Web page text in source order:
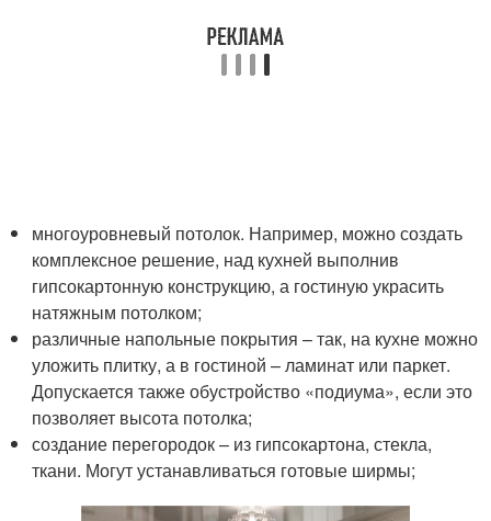
многоуровневый потолок. Например, можно создать
комплексное решение, над кухней выполнив
гипсокартонную конструкцию, а гостиную украсить
натяжным потолком;
различные напольные покрытия – так, на кухне можно
уложить плитку, а в гостиной – ламинат или паркет.
Допускается также обустройство «подиума», если это
позволяет высота потолка;
создание перегородок – из гипсокартона, стекла,
ткани. Могут устанавливаться готовые ширмы;